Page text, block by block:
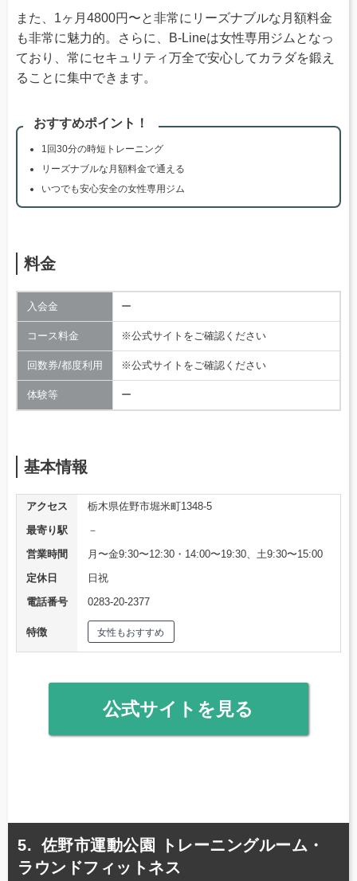
また、1ヶ月4800円〜と非常にリーズナブルな月額料金
も非常に魅力的。さらに、B-Lineは女性専用ジムとなっ
ており、常にセキュリティ万全で安心してカラダを鍛え
ることに集中できます。
おすすめポイント！
1回30分の時短トレーニング
リーズナブルな月額料金で通える
いつでも安心安全の女性専用ジム
料金
入会金 ー
コース料金 ※公式サイトをご確認ください
回数券/都度利用 ※公式サイトをご確認ください
体験等 ー
基本情報
アクセス
栃木県佐野市堀米町1348-5
最寄り駅
－
営業時間
月〜金9:30〜12:30・14:00〜19:30、土9:30〜15:00
定休日
日祝
電話番号
0283-20-2377
特徴 女性もおすすめ
公式サイトを見る
佐野市運動公園 トレーニングルーム・
ラウンドフィットネス